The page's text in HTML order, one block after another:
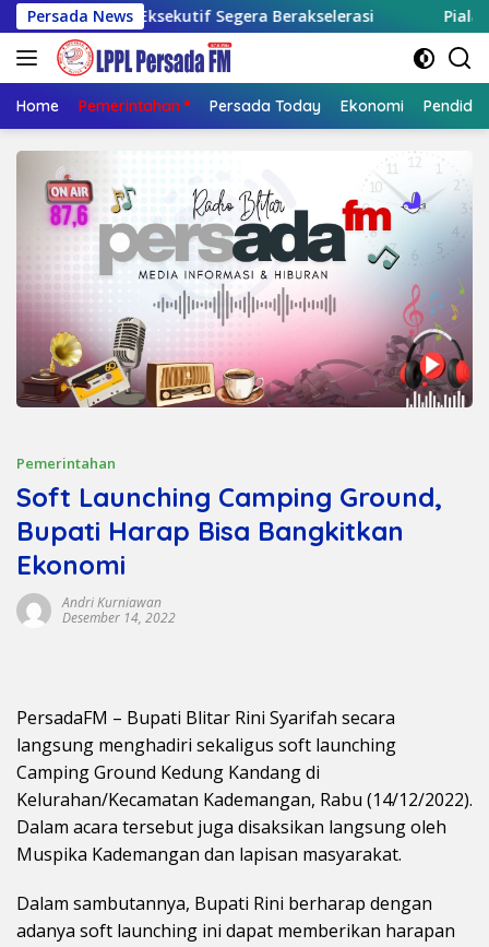
Langsung
ke
konten
Persada News
Minta Eksekutif Segera Berakselerasi Piala Soeratin
Home Pemerintahan Persada Today Ekonomi
Pemerintahan
Soft Launching Camping Ground,
Bupati Harap Bisa Bangkitkan
Ekonomi
Andri Kurniawan
Desember 14, 2022
PersadaFM – Bupati Blitar Rini Syarifah secara
langsung menghadiri sekaligus soft launching
Camping Ground Kedung Kandang di
Kelurahan/Kecamatan Kademangan, Rabu (14/12/2022).
Dalam acara tersebut juga disaksikan langsung oleh
Muspika Kademangan dan lapisan masyarakat.
Dalam sambutannya, Bupati Rini berharap dengan
adanya soft launching ini dapat memberikan harapan